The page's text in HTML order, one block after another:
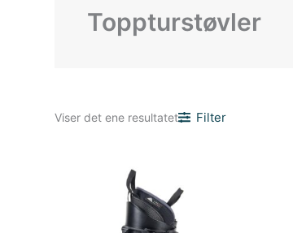
Toppturstøvler
Viser det ene resultatet Filter